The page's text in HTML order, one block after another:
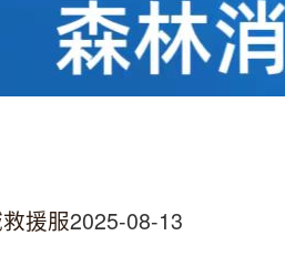
援服2025-08-13